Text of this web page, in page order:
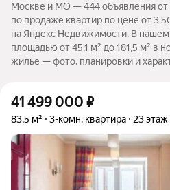
Москве и МО — 444 объявления от
по продаже квартир по цене от
на Яндекс Недвижимости. В
площадью от 45,1 м² до 181,5 м² в
жилье — фото, планировки и
41 499 000 ₽
83,5 м² 3-комн. квартира 23 этаж